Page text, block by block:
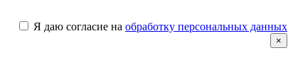
Я даю согласие на обработку персональных данных
×